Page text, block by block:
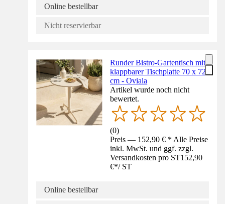
Online bestellbar
Nicht reservierbar
Runder Bistro-Gartentisch mit
klappbarer Tischplatte 70 x 72
cm - Oviala
Artikel wurde noch nicht
bewertet.
(0)
Preis — 152,90 € * Alle Preise
inkl. MwSt. und ggf. zzgl.
Versandkosten pro ST152,90
€*/ ST
Online bestellbar